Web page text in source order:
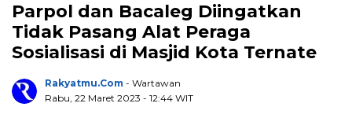
Parpol dan Bacaleg Diingatkan
Tidak Pasang Alat Peraga
Sosialisasi di Masjid Kota Ternate
Rakyatmu.com - Wartawan
Rabu, 22 Maret 2023 - 12:44 WIT